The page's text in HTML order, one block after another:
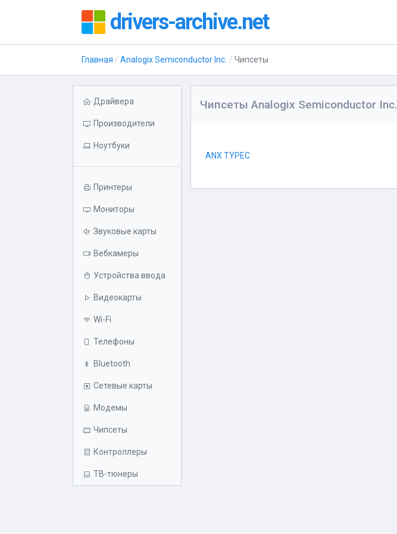
drivers-archive.net
Главная Analogix Semiconductor Inc. Чипсеты
Драйвера
Производители
Ноутбуки
Принтеры
Мониторы
Звуковые карты
Вебкамеры
Устройства ввода
Видеокарты
Wi-Fi
Телефоны
Bluetooth
Сетевые карты
Модемы
Чипсеты
Контроллеры
ТВ-тюнеры
Чипсеты Analogix Semiconductor Inc.
ANX TYPEC